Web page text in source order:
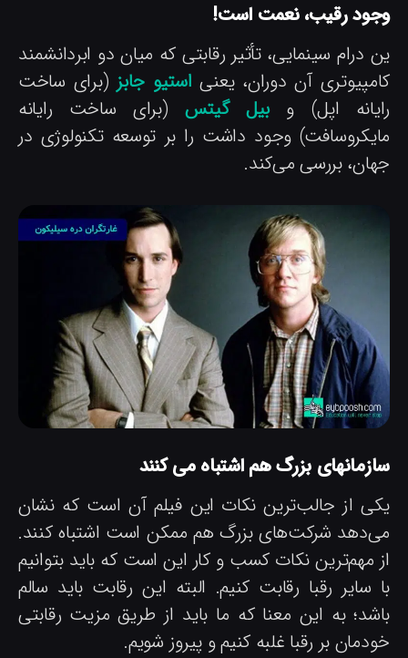
رقیب، نعمت است!
درام سینمایی، تأثیر رقابتی که میان دو ابردانشمند
آن دوران، یعنیاستیو جابز(برای ساخت
اپل) و بیل گیتس(برای ساخت رایانه
وجود داشت را بر توسعه تکنولوژی در
بررسی می‌کند.
بزرگ هم اشتباه می کنند
از جالب‌ترین نکات این فیلم آن است که نشان
شرکت‌های بزرگ هم ممکن است اشتباه کنند.
مهم‌ترین نکات کسب و کار این است که باید بتوانیم
سایر رقبا رقابت کنیم. البته این رقابت باید سالم
به این معنا که ما باید از طریق مزیت رقابتی
بر رقبا غلبه کنیم و پیروز شویم.